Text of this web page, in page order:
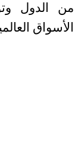
من الدول
الأسواق